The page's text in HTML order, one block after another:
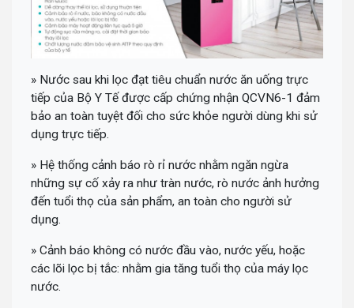
» Nước sau khi lọc đạt tiêu chuẩn nước ăn uống trực
tiếp của Bộ Y Tế được cấp chứng nhận QCVN6-1 đảm
bảo an toàn tuyệt đối cho sức khỏe người dùng khi sử
dụng trực tiếp.
» Hệ thống cảnh báo rò rỉ nước nhằm ngăn ngừa
những sự cố xảy ra như tràn nước, rò nước ảnh hưởng
đến tuổi thọ của sản phẩm, an toàn cho người sử
dụng.
» Cảnh báo không có nước đầu vào, nước yếu, hoặc
các lõi lọc bị tắc: nhằm gia tăng tuổi thọ của máy lọc
nước.